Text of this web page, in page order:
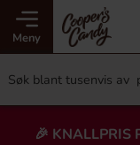
Meny
🎉 KNALLPRIS